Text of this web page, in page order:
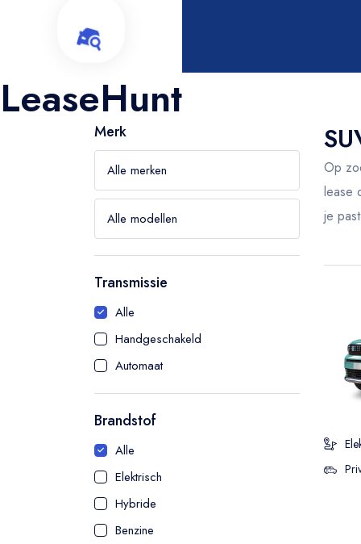
LeaseHunt
Merk
Transmissie
Alle
Handgeschakeld
Automaat
Brandstof
Alle
Elektrisch
Hybride
Benzine
Op
lease
je